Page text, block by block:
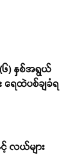
) နှစ်အရွယ်
ရေထဲပစ်ချခံရ
င့် လယ်များ